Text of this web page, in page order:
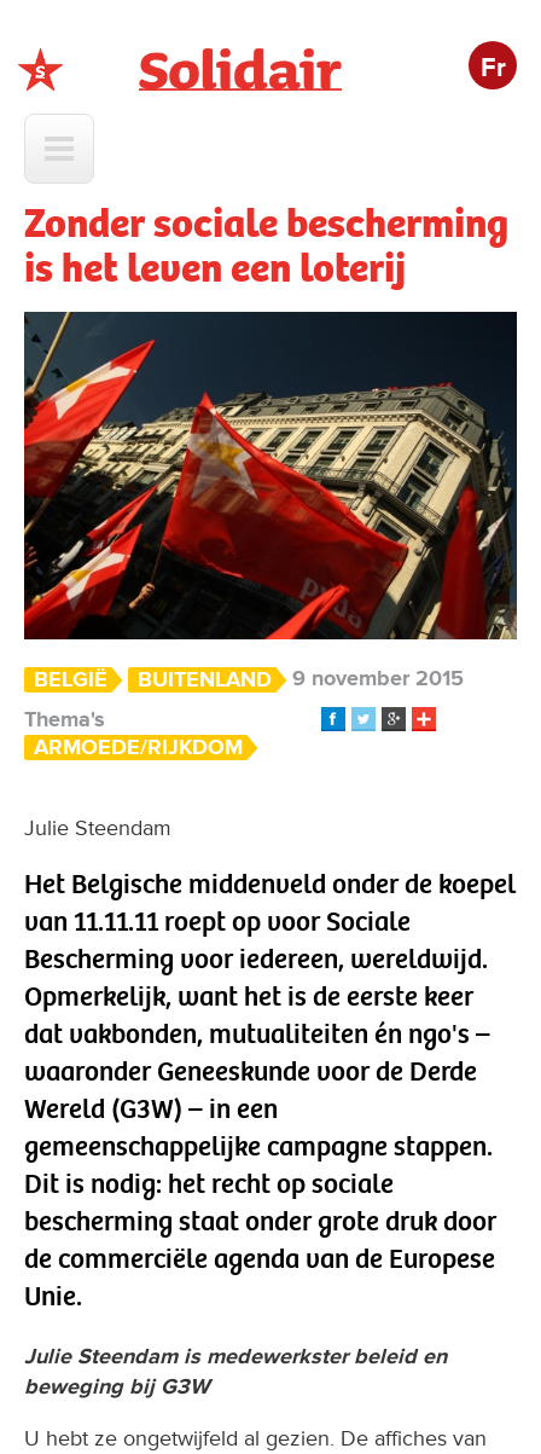
Fr
Zonder sociale bescherming
is het leven een loterij
BELGIË BUITENLAND
9 november 2015
Thema's
ARMOEDE/RIJKDOM
Julie Steendam
Het Belgische middenveld onder de koepel
van 11.11.11 roept op voor Sociale
Bescherming voor iedereen, wereldwijd.
Opmerkelijk, want het is de eerste keer
dat vakbonden, mutualiteiten én ngo's –
waaronder Geneeskunde voor de Derde
Wereld (G3W) – in een
gemeenschappelijke campagne stappen.
Dit is nodig: het recht op sociale
bescherming staat onder grote druk door
de commerciële agenda van de Europese
Unie.
Julie Steendam is medewerkster beleid en
beweging bij G3W
U hebt ze ongetwijfeld al gezien. De affiches van